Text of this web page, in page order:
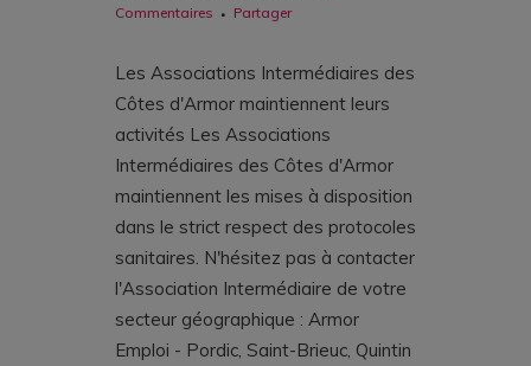
Commentaires
Partager
Les Associations Intermédiaires des
Côtes d'Armor maintiennent leurs
activités Les Associations
Intermédiaires des Côtes d'Armor
maintiennent les mises à disposition
dans le strict respect des protocoles
sanitaires. N'hésitez pas à contacter
l'Association Intermédiaire de votre
secteur géographique : Armor
Emploi - Pordic, Saint-Brieuc, Quintin